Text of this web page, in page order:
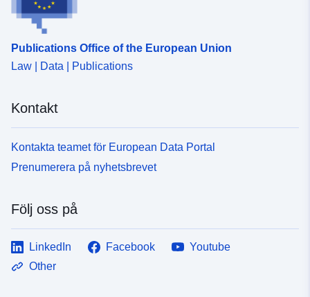
Publications Office of the European Union
Law | Data | Publications
Kontakt
Kontakta teamet för European Data Portal
Prenumerera på nyhetsbrevet
Följ oss på
LinkedIn Facebook
Youtube
Other